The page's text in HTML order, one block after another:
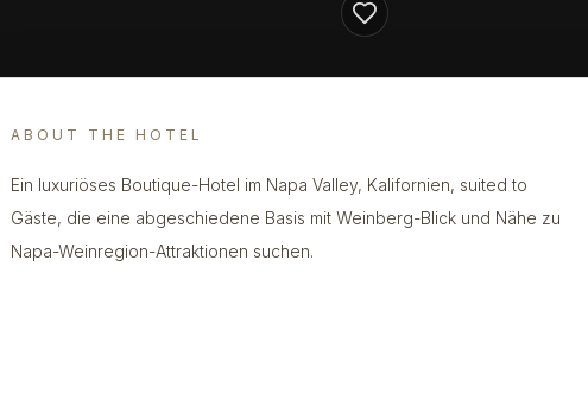
ABOUT THE HOTEL
Ein luxuriöses Boutique-Hotel im Napa Valley, Kalifornien, suited to
Gäste, die eine abgeschiedene Basis mit Weinberg-Blick und Nähe zu
Napa-Weinregion-Attraktionen suchen.